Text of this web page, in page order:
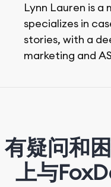
Lynn Lauren is a
specializes in
stories, with a
marketing and
有疑问和
上与